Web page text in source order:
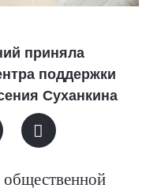
приняла
поддержки
Суханкина
общественной